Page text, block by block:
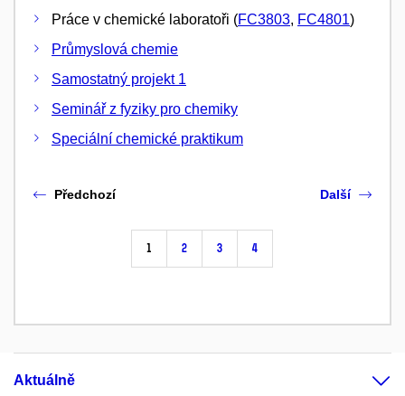
Práce v chemické laboratoři (FC3803, FC4801)
Průmyslová chemie
Samostatný projekt 1
Seminář z fyziky pro chemiky
Speciální chemické praktikum
Předchozí
1 2 3 4
Další
Aktuálně